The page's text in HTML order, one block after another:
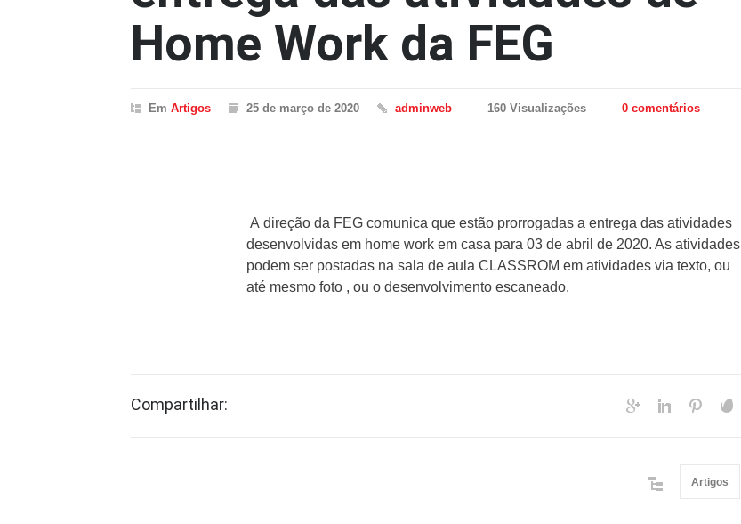
Home Work da FEG
Em Artigos 25 de março de 2020 adminweb 160 Visualizações 0 comentários
A direção da FEG comunica que estão prorrogadas a entrega das atividades
desenvolvidas em home work em casa para 03 de abril de 2020. As atividades
podem ser postadas na sala de aula CLASSROM em atividades via texto, ou
até mesmo foto , ou o desenvolvimento escaneado.
Compartilhar:
Artigos